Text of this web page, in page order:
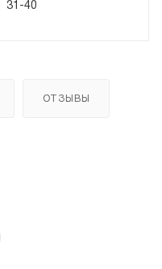
31-40
ОТЗЫВЫ